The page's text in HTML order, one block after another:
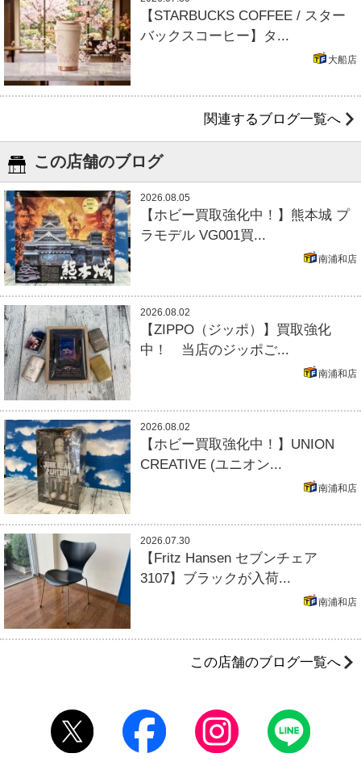
【STARBUCKS COFFEE / スター
バックスコーヒー】タ...
大船店
関連するブログ一覧へ
この店舗のブログ
2026.08.05
【ホビー買取強化中！】熊本城 プ
ラモデル VG001買...
南浦和店
2026.08.02
【ZIPPO（ジッポ）】買取強化
中！ 当店のジッポご...
南浦和店
2026.08.02
【ホビー買取強化中！】UNION
CREATIVE (ユニオン...
南浦和店
2026.07.30
【Fritz Hansen セブンチェア
3107】ブラックが入荷...
南浦和店
この店舗のブログ一覧へ